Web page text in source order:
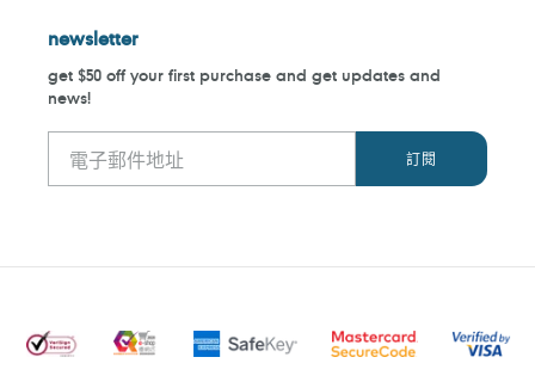
newsletter
get $50 off your first purchase and get updates and
news!